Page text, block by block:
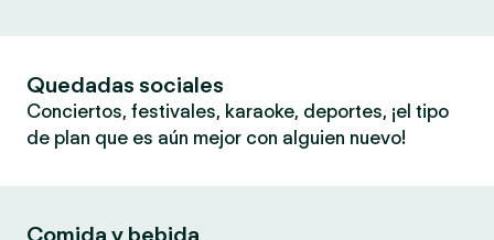
Quedadas sociales
Conciertos, festivales, karaoke, deportes, ¡el tipo
de plan que es aún mejor con alguien nuevo!
Comida y bebida